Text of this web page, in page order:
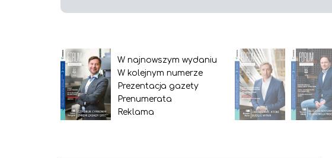
W najnowszym wydaniu
W kolejnym numerze
Prezentacja gazety
Prenumerata
Reklama